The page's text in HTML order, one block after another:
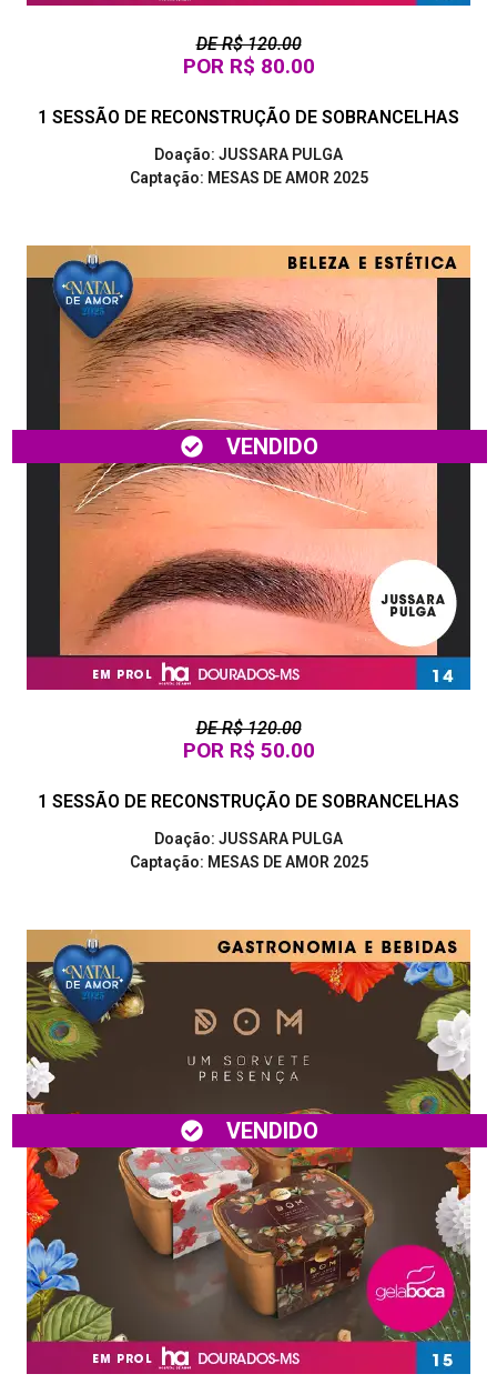
DE R$ 120.00
POR R$ 80.00
1 SESSÃO DE RECONSTRUÇÃO DE SOBRANCELHAS
Doação: JUSSARA PULGA
Captação: MESAS DE AMOR 2025
DE R$ 120.00
POR R$ 50.00
VENDIDO
1 SESSÃO DE RECONSTRUÇÃO DE SOBRANCELHAS
Doação: JUSSARA PULGA
Captação: MESAS DE AMOR 2025
VENDIDO